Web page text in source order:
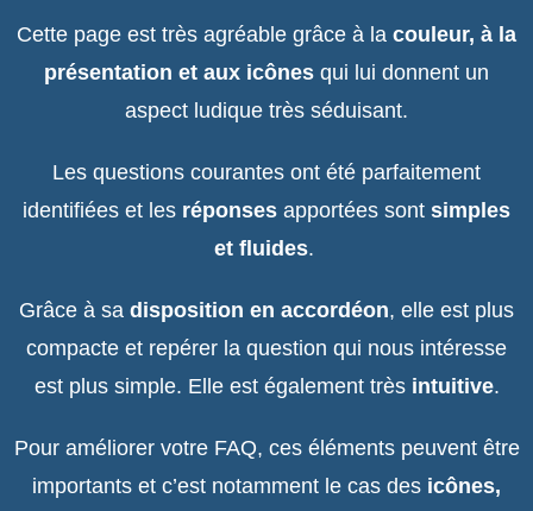
Cette page est très agréable grâce à la couleur, à la
présentation et aux icônes qui lui donnent un
aspect ludique très séduisant.
Les questions courantes ont été parfaitement
identifiées et les réponses apportées sont simples
et fluides.
Grâce à sa disposition en accordéon, elle est plus
compacte et repérer la question qui nous intéresse
est plus simple. Elle est également très intuitive.
Pour améliorer votre FAQ, ces éléments peuvent être
importants et c’est notamment le cas des icônes,